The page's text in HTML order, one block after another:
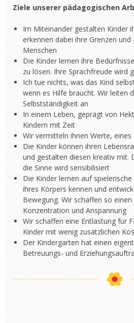
Ziele unserer pädagogischen
Im Miteinander gestalten Kinder
erkennen dabei ihre Grenzen und
Menschen
Die Kinder lernen ihre
zu lösen. Ihre Sprachfreude wird
Ich tue nichts, was das Kind
wenn es Hilfe braucht. Wir leiten
Selbstständigkeit an
In einem Leben, geprägt von
Kindern mit Zeit
Wir vermitteln ihnen Werte,
Die Kinder können ihren
und gestalten diesen kreativ mit.
die Sinne wird sensibilisiert
Die Kinder lernen auf
ihres Körpers kennen und
Bewegung. Wir schaffen so einen
Konzentration und Anspannung
Wir schaffen eine Entlastung für
Kinder mit wenig zusätzlichen
Der Kindergarten hat einen
Betreuungs- und